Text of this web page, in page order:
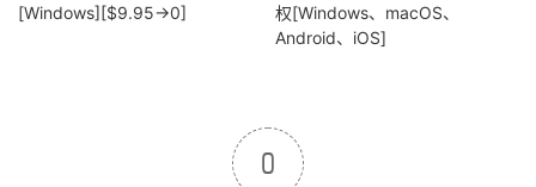
[Windows][$9.95→0]
权[Windows、macOS、
Android、iOS]
0